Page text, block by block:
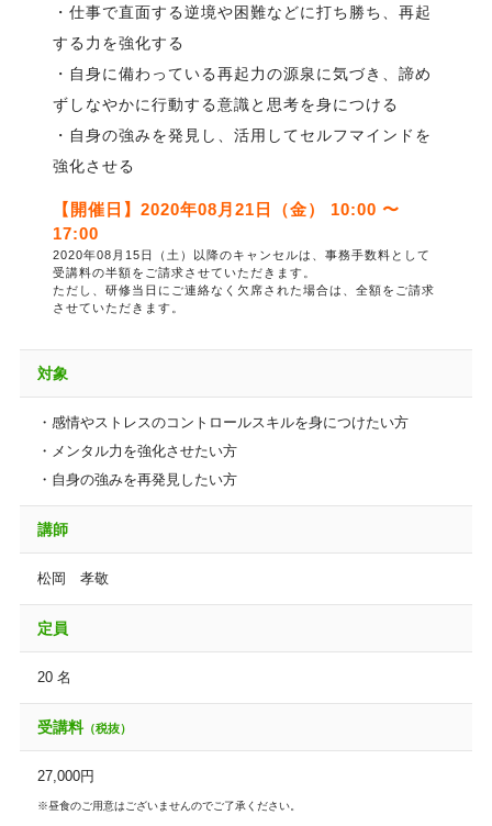
・仕事で直面する逆境や困難などに打ち勝ち、再起
する力を強化する
・自身に備わっている再起力の源泉に気づき、諦め
ずしなやかに行動する意識と思考を身につける
・自身の強みを発見し、活用してセルフマインドを
強化させる
【開催日】2020年08月21日（金） 10:00 〜
17:00
2020年08月15日（土）以降のキャンセルは、事務手数料として
受講料の半額をご請求させていただきます。
ただし、研修当日にご連絡なく欠席された場合は、全額をご請求
させていただきます。
対象
・感情やストレスのコントロールスキルを身につけたい方
・メンタル力を強化させたい方
・自身の強みを再発見したい方
講師
松岡 孝敬
定員
20 名
受講料（税抜）
27,000円
※昼食のご用意はございませんのでご了承ください。